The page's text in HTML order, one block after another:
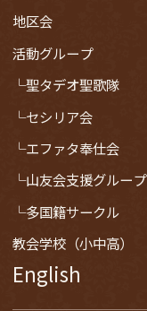
地区会
活動グループ
聖タデオ聖歌隊
セシリア会
エファタ奉仕会
山友会支援グループ
多国籍サークル
教会学校（小中高）
English